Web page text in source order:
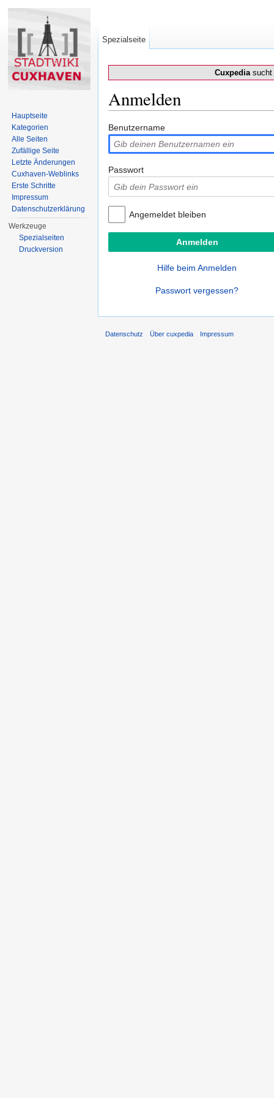
Cuxpediasucht
Anmelden
Benutzername
Passwort
Angemeldet bleiben
Hilfe beim Anmelden
Passwort vergessen?
Spezialseite
Hauptseite
Kategorien
Alle Seiten
Zufällige Seite
Letzte Änderungen
Cuxhaven-Weblinks
Erste Schritte
Impressum
Datenschutzerklärung
Werkzeuge
Spezialseiten
Druckversion
Datenschutz Über cuxpedia Impressum